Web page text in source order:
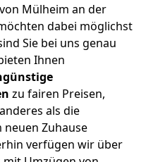
Mülheim an der
dabei möglichst
Sie bei uns genau
Ihnen
zu fairen Preisen,
als die
Zuhause
verfügen wir über